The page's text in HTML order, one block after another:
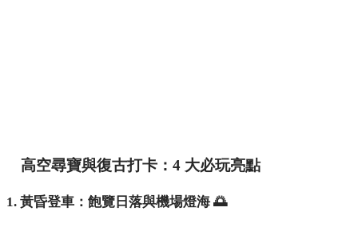
高空尋寶與復古打卡：4 大必玩亮點
1. 黃昏登車：飽覽日落與機場燈海 🌅